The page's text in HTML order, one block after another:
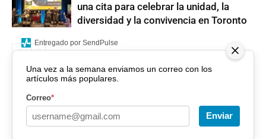
una cita para celebrar la unidad, la
diversidad y la convivencia en Toronto
Una vez a la semana enviamos un correo con los
artículos más populares.
Correo*
Enviar
Entregado por SendPulse